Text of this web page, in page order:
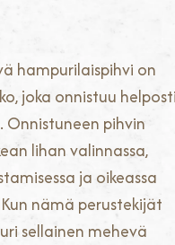
hampurilaispihvi on
joka onnistuu
Onnistuneen pihvin
lihan valinnassa,
ja oikeassa
nämä perustekijät
sellainen mehevä